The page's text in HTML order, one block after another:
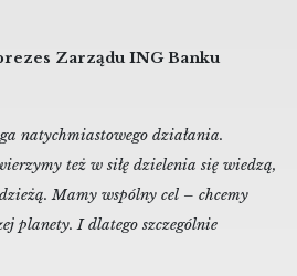
Zarządu ING Banku
natychmiastowego działania.
też w siłę dzielenia się wiedzą,
Mamy wspólny cel – chcemy
planety. I dlatego szczególnie